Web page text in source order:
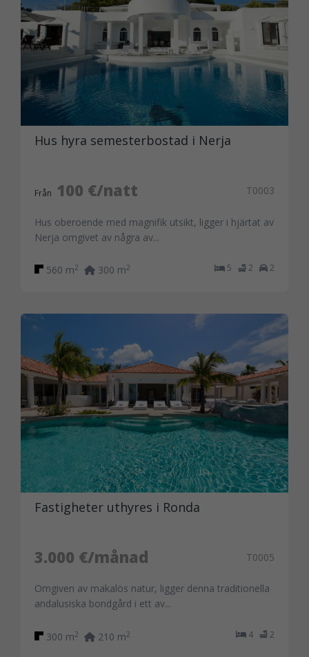
Hus hyra semesterbostad i Nerja
Från 100 €/natt T0003
Hus oberoende med magnifik utsikt, ligger i hjärtat av
Nerja omgivet av några av...
5 2 2
560 m2 300 m2
Fastigheter uthyres i Ronda
3.000 €/månad T0005
Omgiven av makalös natur, ligger denna traditionella
andalusiska bondgård i ett av...
4 2
300 m2 210 m2